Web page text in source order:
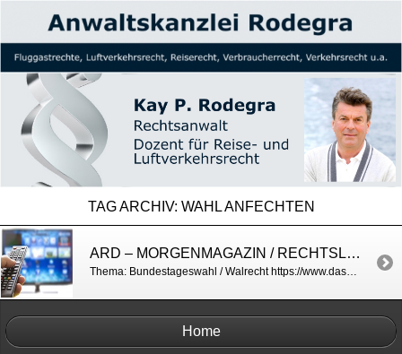
TAG ARCHIV: WAHL ANFECHTEN
ARD – MORGENMAGAZIN / RECHTSLAGE BEI DER WAHL
Thema: Bundestageswahl / Walrecht https://www.daserste.de/information/politik-weltgeschehen/morgenmagazin/videos/Service_Infos_Wahlrecht-100.html
Home